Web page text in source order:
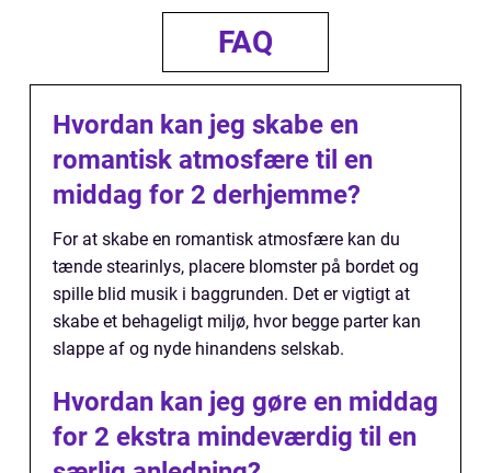
FAQ
Hvordan kan jeg skabe en
romantisk atmosfære til en
middag for 2 derhjemme?
For at skabe en romantisk atmosfære kan du
tænde stearinlys, placere blomster på bordet og
spille blid musik i baggrunden. Det er vigtigt at
skabe et behageligt miljø, hvor begge parter kan
slappe af og nyde hinandens selskab.
Hvordan kan jeg gøre en middag
for 2 ekstra mindeværdig til en